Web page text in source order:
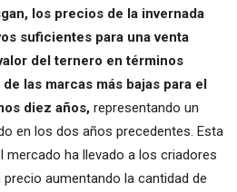
los precios de la invernada
suficientes para una venta
del ternero en términos
las marcas más bajas para el
diez años, representando un
en los dos años precedentes. Esta
mercado ha llevado a los criadores
aumentando la cantidad de